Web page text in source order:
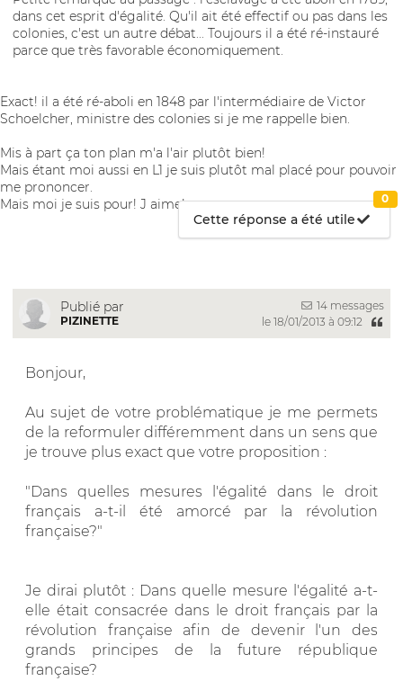
dans cet esprit d'égalité. Qu'il ait été effectif ou pas dans les
colonies, c'est un autre débat... Toujours il a été ré-instauré
parce que très favorable économiquement.
Exact! il a été ré-aboli en 1848 par l'intermédiaire de Victor
Schoelcher, ministre des colonies si je me rappelle bien.
Mis à part ça ton plan m'a l'air plutôt bien!
Mais étant moi aussi en L1 je suis plutôt mal placé pour pouvoir
me prononcer.
Mais moi je suis pour! J aime!
Cette réponse a été utile
0
Publié par
PIZINETTE
14 messages
le 18/01/2013 à 09:12
Bonjour,
Au sujet de votre problématique je me permets
de la reformuler différemment dans un sens que
je trouve plus exact que votre proposition :
"Dans quelles mesures l'égalité dans le droit
français a-t-il été amorcé par la révolution
française?"
Je dirai plutôt : Dans quelle mesure l'égalité a-t-
elle était consacrée dans le droit français par la
révolution française afin de devenir l'un des
grands principes de la future république
française?